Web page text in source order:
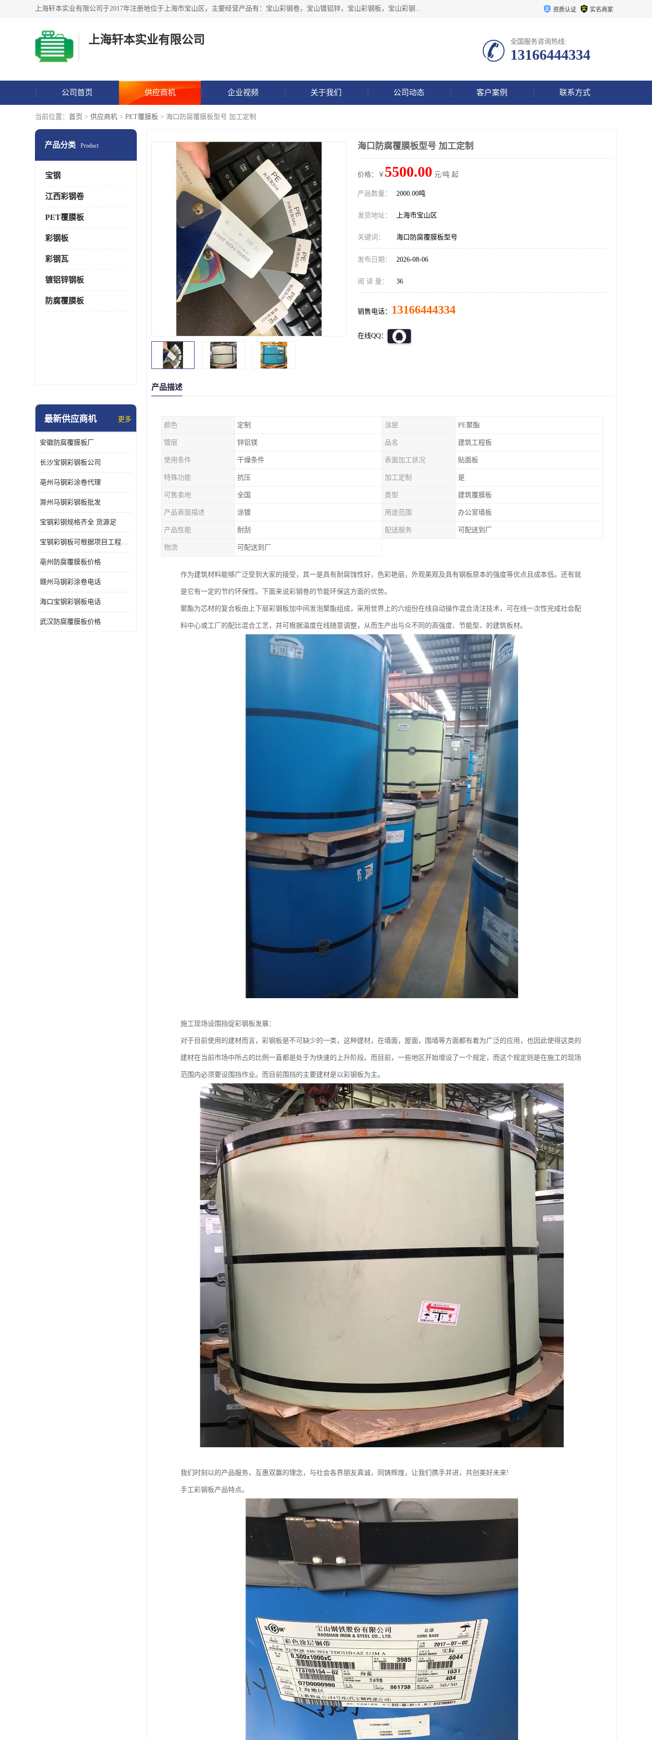
上海轩本实业有限公司于2017年注册地位于上海市宝山区，主要经营产品有：宝山彩钢卷，宝山镀铝锌，宝山彩钢板，宝山彩钢瓦等产品的生产和销售。 资质认证 实名商家
上海轩本实业有限公司 全国服务咨询热线:
13166444334
公司首页 供应商机 企业视频 关于我们 公司动态 客户案例 联系方式
当前位置： 首页 > 供应商机 > PET覆膜板 > 海口防腐覆膜板型号 加工定制
产品分类 Product
宝钢
江西彩钢卷
PET覆膜板
彩钢板
彩钢瓦
镀铝锌钢板
防腐覆膜板
最新供应商机 更多
安徽防腐覆膜板厂
长沙宝钢彩钢板公司
亳州马钢彩涂卷代理
滁州马钢彩钢板批发
宝钢彩钢规格齐全 货源足
宝钢彩钢板可根据项目工程定制
亳州防腐覆膜板价格
赣州马钢彩涂卷电话
海口宝钢彩钢板电话
武汉防腐覆膜板价格
海口防腐覆膜板型号 加工定制
价格：￥ 5500.00 元/吨 起
产品数量： 2000.00吨
发货地址： 上海市宝山区
关键词： 海口防腐覆膜板型号
发布日期： 2026-08-06
阅 读 量： 36
销售电话： 13166444334
在线QQ：
产品描述
颜色 定制 涂层 PE聚酯
镀层 锌铝镁 品名 建筑工程板
使用条件 干燥条件 表面加工状况 贴面板
特殊功能 抗压 加工定制 是
可售卖地 全国 类型 建筑覆膜板
产品表面描述 涂镀 用途范围 办公室墙板
产品性能 耐刮 配送服务 可配送到厂
物流 可配送到厂
作为建筑材料能够广泛受到大家的接受，其一是具有耐腐蚀性好，色彩艳丽，外观美观及具有钢板原本的强度等优点且成本低。还有就
是它有一定的节约环保性。下面来说彩钢卷的节能环保这方面的优势。
聚酯为芯材的复合板由上下层彩钢板加中间发泡聚酯组成，采用世界上的六组份在线自动操作混合浇注技术，可在线一次性完成社会配
料中心或工厂的配比混合工艺，并可根据温度在线随意调整，从而生产出与众不同的高强度、节能型、的建筑板材。
施工现场设围挡促彩钢板发展：
对于目前使用的建材而言，彩钢板是不可缺少的一类，这种建材，在墙面，屋面，围墙等方面都有着为广泛的应用，也因此使得这类的
建材在当前市场中所占的比例一直都是处于为快速的上升阶段。而目前，一些地区开始增设了一个规定，而这个规定则是在施工的现场
范围内必须要设围挡作业。而目前围挡的主要建材是以彩钢板为主。
我们时刻以的产品服务，互惠双赢的理念，与社会各界朋友真诚，同铸辉煌，让我们携手并进，共创美好未来!
手工彩钢板产品特点。